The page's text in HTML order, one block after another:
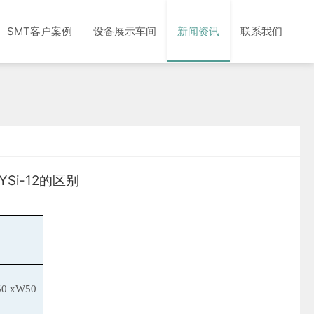
SMT客户案例 设备展示车间 新闻资讯 联系我们
12的区别
xW50